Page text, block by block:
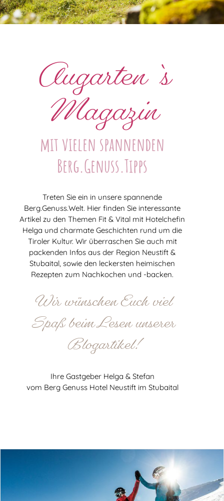
Augarten`s
Magazin
mit vielen spannenden
Berg.Genuss.Tipps
Treten Sie ein in unsere spannende
Berg.Genuss.Welt. Hier finden Sie interessante
Artikel zu den Themen Fit & Vital mit Hotelchefin
Helga und charmate Geschichten rund um die
Tiroler Kultur. Wir überraschen Sie auch mit
packenden Infos aus der Region Neustift &
Stubaital, sowie den leckersten heimischen
Rezepten zum Nachkochen und -backen.
Wir wünschen Euch viel
Spaß beim Lesen unserer
Blogartikel!
Ihre Gastgeber Helga & Stefan
vom Berg Genuss Hotel Neustift im Stubaital